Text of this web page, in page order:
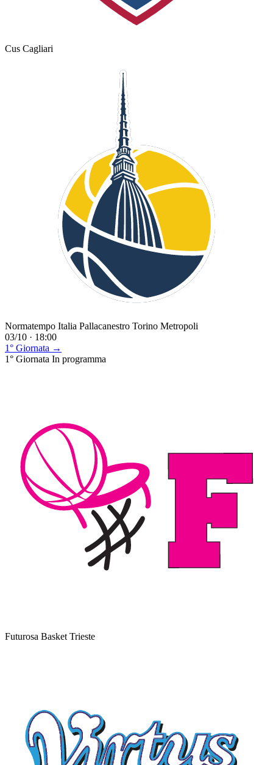
Cus Cagliari
Normatempo Italia Pallacanestro Torino Metropoli
03/10 · 18:00
1° Giornata →
1° Giornata In programma
Futurosa Basket Trieste